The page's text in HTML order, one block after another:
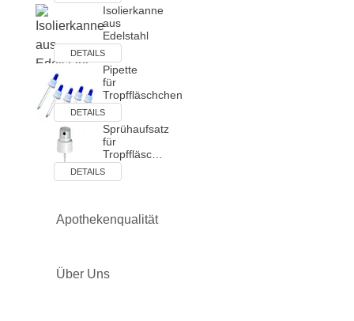
Isolierkanne
aus
Edelstahl
DETAILS
Pipette
für
Tropffläschchen
DETAILS
Sprühaufsatz
für
Tropffläsc…
DETAILS
Apothekenqualität
Über Uns